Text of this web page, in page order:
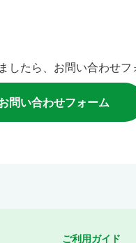
たら、お問い合わせフ
問い合わせフォーム
ご利用ガイド